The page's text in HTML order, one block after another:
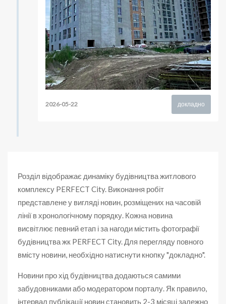
докладно
2026-05-22
Розділ відображає динаміку будівництва житлового
комплексу PERFECT City. Виконання робіт
представлене у вигляді новин, розміщених на часовій
лінії в хронологічному порядку. Кожна новина
висвітлює певний етап і за нагоди містить фотографії
будівництва жк PERFECT City. Для перегляду повного
вмісту новини, необхідно натиснути кнопку "докладно".
Новини про хід будівництва додаються самими
забудовниками або модератором порталу. Як правило,
інтервал публікації новин становить 2-3 місяці залежно